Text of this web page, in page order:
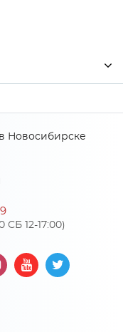
серый/Графит
СБ 12-17:00)